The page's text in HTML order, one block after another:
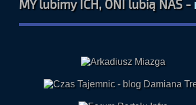
MY lubimy ICH, ONI lubią NAS -